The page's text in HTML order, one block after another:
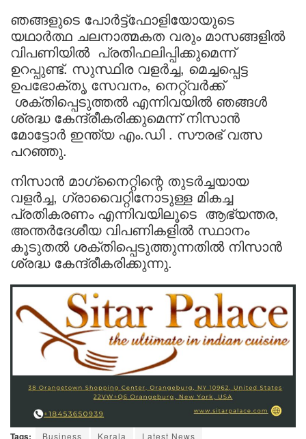
ഞങ്ങളുടെ പോര്‍ട്ട്ഫോളിയോയുടെ
യഥാര്‍ത്ഥ ചലനാത്മകത വരും മാസങ്ങളിൽ
വിപണിയില്‍ പ്രതിഫലിപ്പിക്കുമെന്ന്
ഉറപ്പുണ്ട്. സുസ്ഥിര വളര്‍ച്ച, മെച്ചപ്പെട്ട
ഉപഭോക്തൃ സേവനം, നെറ്റ്‌വർക്ക്
ശക്തിപ്പെടുത്തല്‍ എന്നിവയില്‍ ഞങ്ങൾ
ശ്രദ്ധ കേന്ദ്രീകരിക്കുമെന്ന് നിസാന്‍
മോട്ടോര്‍ ഇന്ത്യ എം.ഡി . സൗരഭ് വത്സ
പറഞ്ഞു.
നിസാന്‍ മാഗ്‌നൈറ്റിന്റെ തുടര്‍ച്ചയായ
വളർച്ച, ഗ്രാവൈറ്റിനോടുള്ള മികച്ച
പ്രതികരണം എന്നിവയിലൂടെ ആഭ്യന്തര,
അന്തര്‍ദേശീയ വിപണികളില്‍ സ്ഥാനം
കൂടുതല്‍ ശക്തിപ്പെടുത്തുന്നതിൽ നിസാന്‍
ശ്രദ്ധ കേന്ദ്രീകരിക്കുന്നു.
Tags: Business Kerala Latest News